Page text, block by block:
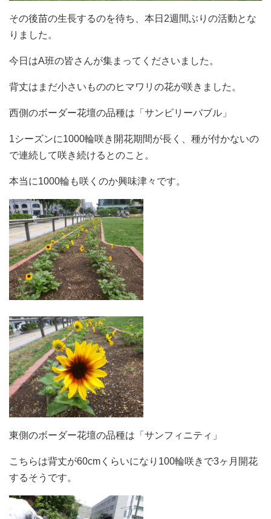
その後苗の生長するのを待ち、本日2週間ぶりの活動とな
りました。
今日はA班の皆さんが集まってくださいました。
背丈はまだ小さいもののヒマワリの花が咲きました。
西側のボーダー花壇の品種は「サンビリーバブル」
1シーズンに1000輪咲き開花期間が長く、種が付かないの
で連続して咲き続けるとのこと。
本当に1000輪も咲くのか興味津々です。
東側のボーダー花壇の品種は「サンフィニティ」
こちらは背丈が60cmくらいになり100輪咲きで3ヶ月開花
するそうです。